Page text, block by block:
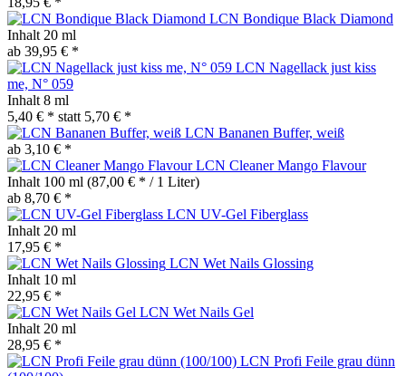
LCN Bondique Black Diamond
Inhalt 20 ml
ab 39,95 € *
LCN Nagellack just kiss
me, N° 059
Inhalt 8 ml
5,40 € * statt 5,70 € *
LCN Bananen Buffer, weiß
ab 3,10 € *
LCN Cleaner Mango Flavour
Inhalt 100 ml (87,00 € * / 1 Liter)
ab 8,70 € *
LCN UV-Gel Fiberglass
Inhalt 20 ml
17,95 € *
LCN Wet Nails Glossing
Inhalt 10 ml
22,95 € *
LCN Wet Nails Gel
Inhalt 20 ml
28,95 € *
LCN Profi Feile grau dünn